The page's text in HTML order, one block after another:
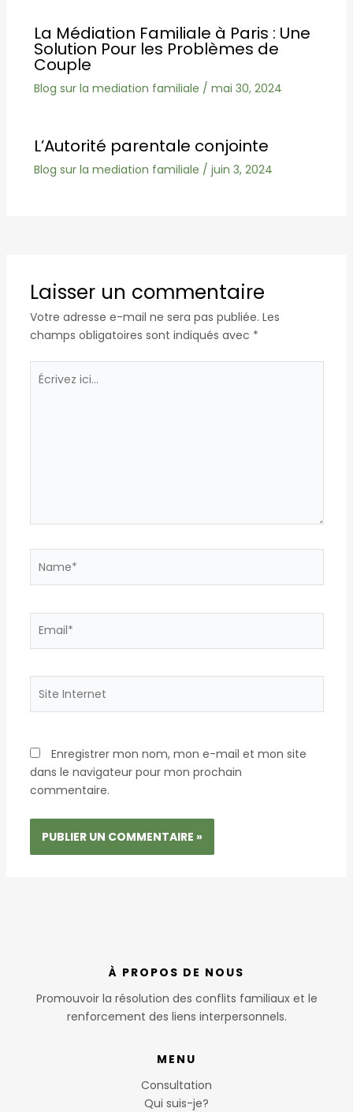
La Médiation Familiale à Paris : Une
Solution Pour les Problèmes de
Couple
Blog sur la mediation familiale / mai 30, 2024
L’Autorité parentale conjointe
Blog sur la mediation familiale / juin 3, 2024
Laisser un commentaire
Votre adresse e-mail ne sera pas publiée. Les
champs obligatoires sont indiqués avec *
Écrivez
ici…
Internet
Enregistrer mon nom, mon e-mail et mon site
dans le navigateur pour mon prochain
commentaire.
À PROPOS DE NOUS
Promouvoir la résolution des conflits familiaux et le
renforcement des liens interpersonnels.
MENU
Consultation
Qui suis-je?